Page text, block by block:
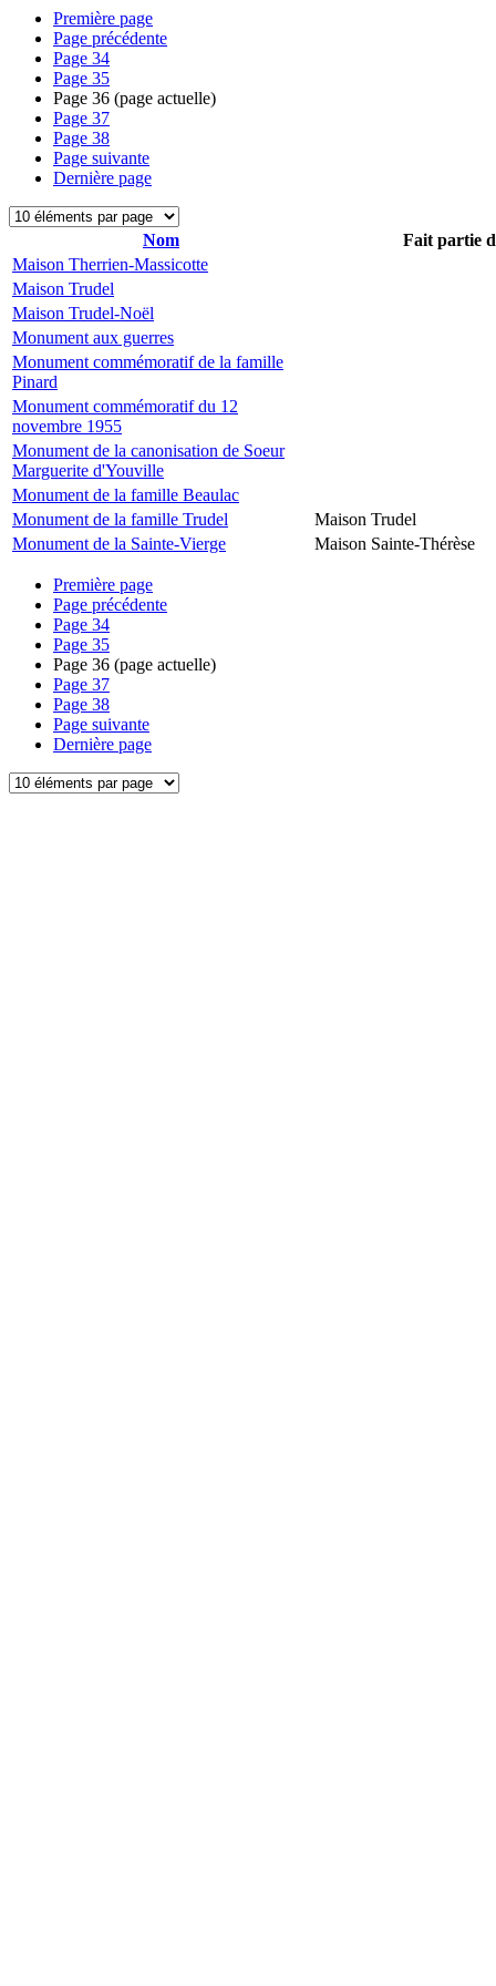
Première page
Page précédente
Page 34
Page 35
Page 36 (page actuelle)
Page 37
Page 38
Page suivante
Dernière page
Nom
Fait partie
Maison Therrien-Massicotte
Maison Trudel
Maison Trudel-Noël
Monument aux guerres
Monument commémoratif de la famille
Pinard
Monument commémoratif du 12
novembre 1955
Monument de la canonisation de Soeur
Marguerite d'Youville
Monument de la famille Beaulac
Monument de la famille Trudel
Maison Trudel
Monument de la Sainte-Vierge
Maison Sainte-Thérèse
Première page
Page précédente
Page 34
Page 35
Page 36 (page actuelle)
Page 37
Page 38
Page suivante
Dernière page